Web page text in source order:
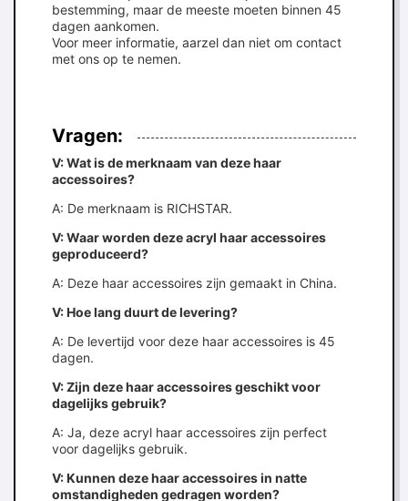
bestemming, maar de meeste moeten binnen 45
dagen aankomen.
Voor meer informatie, aarzel dan niet om contact
met ons op te nemen.
Vragen:
V: Wat is de merknaam van deze haar
accessoires?
A: De merknaam is RICHSTAR.
V: Waar worden deze acryl haar accessoires
geproduceerd?
A: Deze haar accessoires zijn gemaakt in China.
V: Hoe lang duurt de levering?
A: De levertijd voor deze haar accessoires is 45
dagen.
V: Zijn deze haar accessoires geschikt voor
dagelijks gebruik?
A: Ja, deze acryl haar accessoires zijn perfect
voor dagelijks gebruik.
V: Kunnen deze haar accessoires in natte
omstandigheden gedragen worden?